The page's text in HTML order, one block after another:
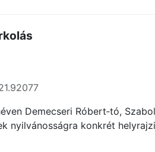
Demecseri Róbert‑tó,
nyilvánosságra konkrét